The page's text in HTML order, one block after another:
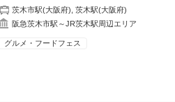
茨木市駅(大阪府),茨木駅(大阪府)
阪急茨木市駅～JR茨木駅周辺エリア
グルメ・フードフェス